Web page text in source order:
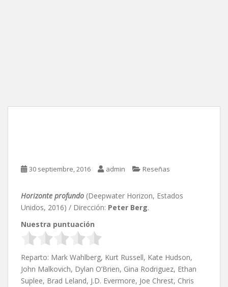
30 septiembre, 2016 admin Reseñas
Horizonte profundo (Deepwater Horizon, Estados
Unidos, 2016) / Dirección: Peter Berg.
Nuestra puntuación
Reparto: Mark Wahlberg, Kurt Russell, Kate Hudson,
John Malkovich, Dylan O’Brien, Gina Rodriguez, Ethan
Suplee, Brad Leland, J.D. Evermore, Joe Chrest, Chris